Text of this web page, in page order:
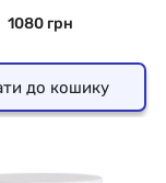
1080 грн
до кошику